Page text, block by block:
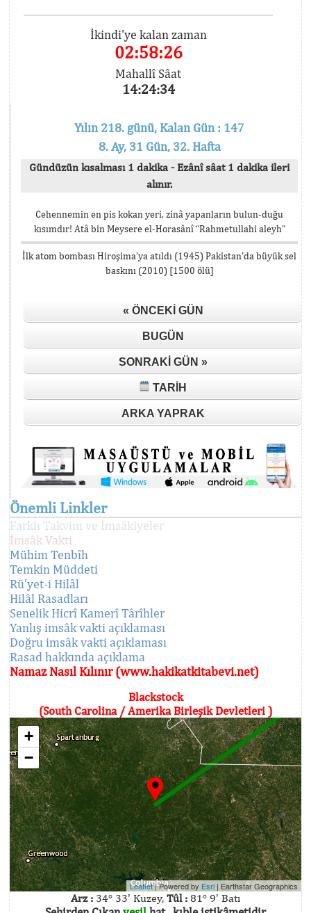
İkindi'ye kalan zaman
02:58:26
Mahallî Sâat
14:24:34
Yılın 218. günü, Kalan Gün : 147
8. Ay, 31 Gün, 32. Hafta
Gündüzün kısalması 1 dakika - Ezânî sâat 1 dakika ileri
alınır.
Cehennemin en pis kokan yeri, zinâ yapanların bulun-duğu
kısımdır! Atâ bin Meysere el-Horasânî “Rahmetullahi aleyh”
İlk atom bombası Hiroşima’ya atıldı (1945) Pakistan’da büyük sel
baskını (2010) [1500 ölü]
« ÖNCEKI GÜN
BUGÜN
SONRAKI GÜN »
TARIH
ARKA YAPRAK
Önemli Linkler
Farklı Takvim ve İmsâkiyeler
İmsâk Vakti
Mühim Tenbîh
Temkin Müddeti
Rü'yet-i Hilâl
Hilâl Rasadları
Senelik Hicrî Kamerî Târîhler
Yanlış imsâk vakti açıklaması
Doğru imsâk vakti açıklaması
Rasad hakkında açıklama
Namaz Nasıl Kılınır (www.hakikatkitabevi.net)
Blackstock
(South Carolina / Amerika Birleşik Devletleri )
+
−
Leaflet| Powered by Esri| Earthstar Geographics
Arz : 34° 33' Kuzey, Tûl : 81° 9' Batı